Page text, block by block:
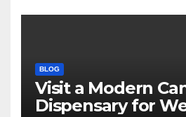
BLOG
Visit a Modern
Dispensary for